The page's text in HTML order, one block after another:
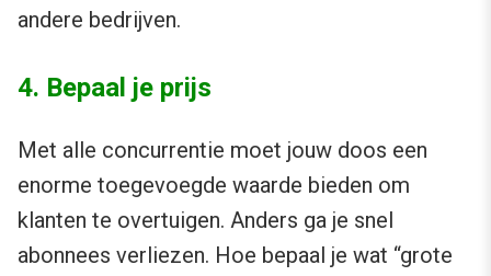
andere bedrijven.
4. Bepaal je prijs
Met alle concurrentie moet jouw doos een
enorme toegevoegde waarde bieden om
klanten te overtuigen. Anders ga je snel
abonnees verliezen. Hoe bepaal je wat “grote